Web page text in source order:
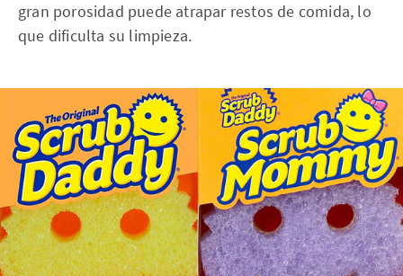
gran porosidad puede atrapar restos de comida, lo
que dificulta su limpieza.